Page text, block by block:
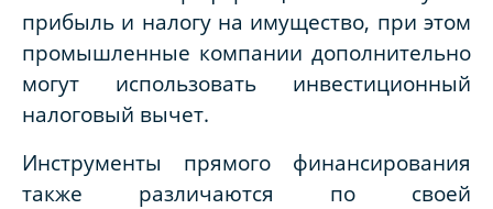
прибыль и налогу на имущество, при этом
промышленные компании дополнительно
могут использовать инвестиционный
налоговый вычет.
Инструменты прямого финансирования
также различаются по своей